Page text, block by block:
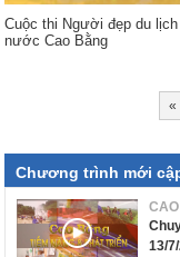
Cuộc thi Người đẹp du lịch
nước Cao Bằng
«
Chương trình mới
13/